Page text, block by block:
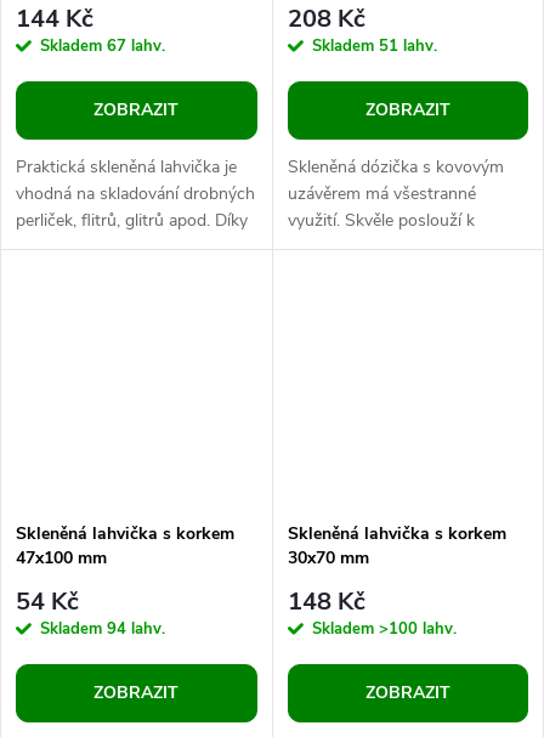
144 Kč
Skladem 67 lahv.
ZOBRAZIT
Praktická skleněná lahvička je
vhodná na skladování drobných
perliček, flitrů, glitrů apod. Díky
průhlednosti skla jsou vložené
208 Kč
Skladem 51 lahv.
ZOBRAZIT
Skleněná dózička s kovovým
uzávěrem má všestranné
využití. Skvěle poslouží k
praktickým i dekoračním
Skleněná lahvička s korkem
47x100 mm
54 Kč
Skladem 94 lahv.
ZOBRAZIT
Skleněná lahvička s korkem
30x70 mm
148 Kč
Skladem >100 lahv.
ZOBRAZIT